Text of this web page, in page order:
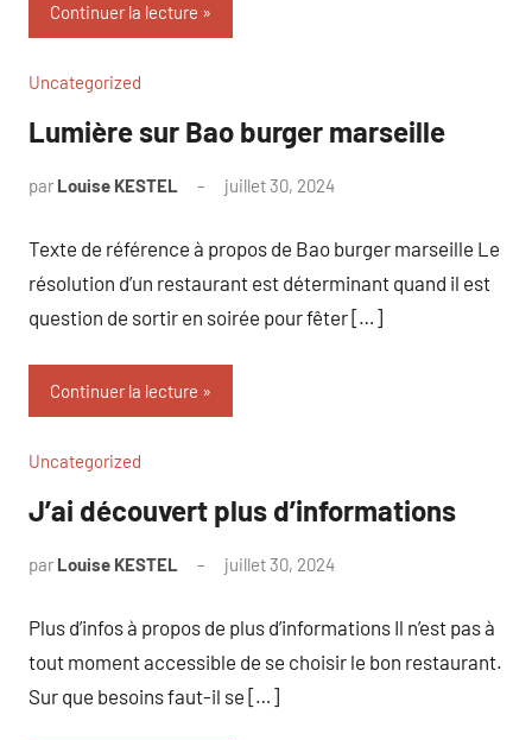
Continuer la lecture
Uncategorized
Lumière sur Bao burger marseille
par Louise KESTEL juillet 30, 2024
Texte de référence à propos de Bao burger marseille Le
résolution d’un restaurant est déterminant quand il est
question de sortir en soirée pour fêter […]
Continuer la lecture
Uncategorized
J’ai découvert plus d’informations
par Louise KESTEL juillet 30, 2024
Plus d’infos à propos de plus d’informations Il n’est pas à
tout moment accessible de se choisir le bon restaurant.
Sur que besoins faut-il se […]